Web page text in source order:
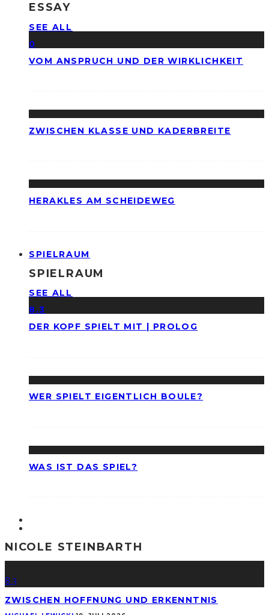
ESSAY
SEE ALL
0
VOM ANSPRUCH UND DER WIRKLICHKEIT
ZWISCHEN KLASSE UND KADERBREITE
HERAKLES AM SCHEIDEWEG
SPIELRAUM
SPIELRAUM
SEE ALL
8.3
DER KOPF SPIELT MIT | PROLOG
WER SPIELT EIGENTLICH BOULE?
WAS IST DAS SPIEL?
NICOLE STEINBARTH
8.3
ZWISCHEN HOFFNUNG UND ERKENNTNIS